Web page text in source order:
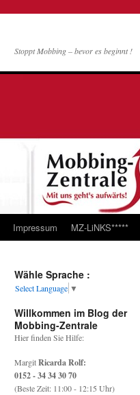
Stoppt Mobbing – bevor es beginnt !
Impressum MZ-LiNKS*****
Wähle Sprache :
Select Language ▼
Willkommen im Blog der
Mobbing-Zentrale
Hier finden Sie Hilfe:
MargitRicarda Rolf:
0152 - 34 34 30 70
(Beste Zeit: 11:00 - 12:15 Uhr)